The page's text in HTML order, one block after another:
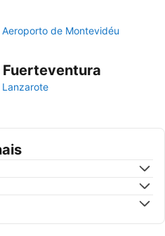
Aeroporto de Montevidéu
Lanzarote